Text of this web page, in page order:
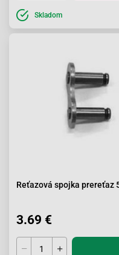
Skladom
Reťazová spojka prereťaz
3.69 €